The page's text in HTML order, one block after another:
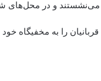
و در محل‌های
قربانیان را به مخفیگاه